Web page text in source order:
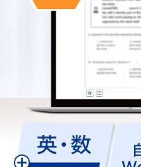
け）
の